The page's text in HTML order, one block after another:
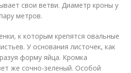
свои ветви. Диаметр кроны у
метров.
к которым крепятся овальные
У основания листочек, как
форму яйца. Кромка
же сочно-зеленый. Особой